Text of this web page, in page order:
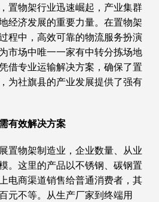
置物架行业迅速崛起，产业集群
经济发展的重要力量。在置物架
程中，高效可靠的物流服务扮演
市场中唯一一家有中转分拣场地
借专业运输解决方案，确保了置
为社旗县的产业发展提供了强有
有效解决方案
置物架制造业，企业数量、从业
。这里的产品以不锈钢、碳钢置
电商渠道销售给普通消费者，其
元不等。从生产厂家到终端用